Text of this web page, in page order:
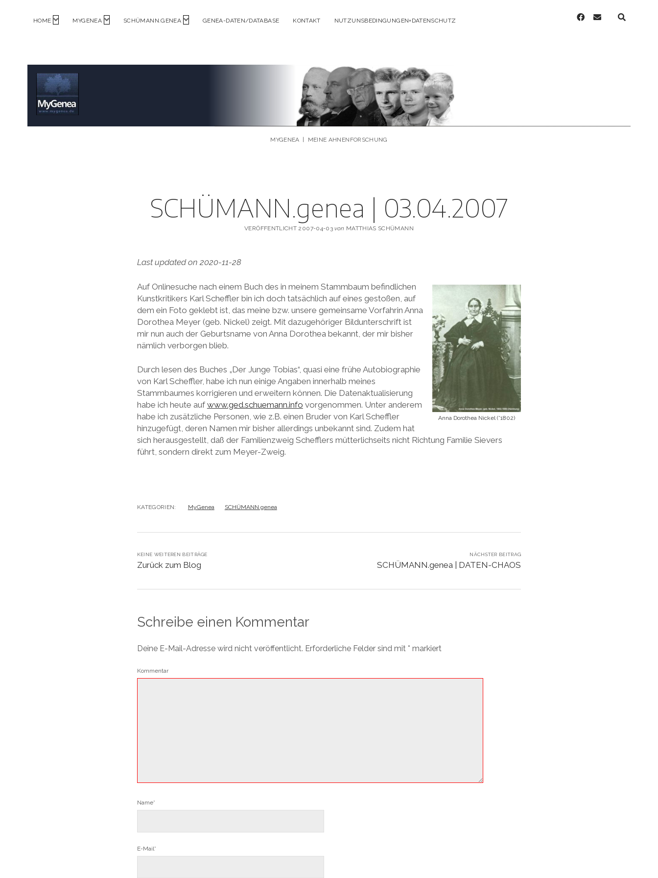
HOME Menü
öffnen
MYGENEA Menü
öffnen
SCHÜMANN.GENEA Menü
öffnen
GENEA-DATEN/DATABASE KONTAKT NUTZUNSBEDINGUNGEN+DATENSCHUTZ facebook
email
MyGenea
MYGENEA | MEINE AHNENFORSCHUNG
SCHÜMANN.genea | 03.04.2007
VERÖFFENTLICHT 2007-04-03von MATTHIAS SCHÜMANN
Last updated on 2020-11-28
Anna Dorothea Nickel (*1802)
Auf Onlinesuche nach einem Buch des in meinem Stammbaum befindlichen
Kunstkritikers Karl Scheffler bin ich doch tatsächlich auf eines gestoßen, auf
dem ein Foto geklebt ist, das meine bzw. unsere gemeinsame Vorfahrin Anna
Dorothea Meyer (geb. Nickel) zeigt. Mit dazugehöriger Bildunterschrift ist
mir nun auch der Geburtsname von Anna Dorothea bekannt, der mir bisher
nämlich verborgen blieb.
Durch lesen des Buches „Der Junge Tobias“, quasi eine frühe Autobiographie
von Karl Scheffler, habe ich nun einige Angaben innerhalb meines
Stammbaumes korrigieren und erweitern können. Die Datenaktualisierung
habe ich heute auf www.ged.schuemann.info vorgenommen. Unter anderem
habe ich zusätzliche Personen, wie z.B. einen Bruder von Karl Scheffler
hinzugefügt, deren Namen mir bisher allerdings unbekannt sind. Zudem hat
sich herausgestellt, daß der Familienzweig Schefflers mütterlichseits nicht Richtung Familie Sievers
führt, sondern direkt zum Meyer-Zweig.
KATEGORIEN: MyGenea SCHÜMANN.genea
KEINE WEITEREN BEITRÄGE
Zurück zum Blog
NÄCHSTER BEITRAG
SCHÜMANN.genea | DATEN-CHAOS
Schreibe einen Kommentar
Deine E-Mail-Adresse wird nicht veröffentlicht. Erforderliche Felder sind mit * markiert
Kommentar
Name*
E-Mail*